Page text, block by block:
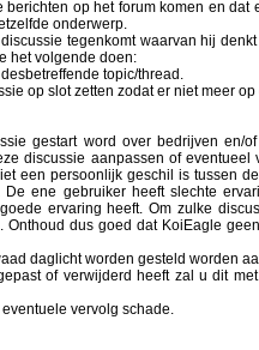
op het forum komen en dat
onderwerp.
tegenkomt waarvan hij
het volgende doen:
topic/thread.
op slot zetten zodat er niet meer
gestart word over bedrijven en/
discussie aanpassen of eventueel
een persoonlijk geschil is tussen
ene gebruiker heeft slechte
ervaring heeft. Om zulke
Onthoud dus goed dat KoiEagle
daglicht worden gesteld worden
of verwijderd heeft zal u dit
vervolg schade.